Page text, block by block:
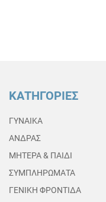
ΚΑΤΗΓΟΡΙΕΣ
ΓΥΝΑΙΚΑ
ΑΝΔΡΑΣ
ΜΗΤΕΡΑ & ΠΑΙΔΙ
ΣΥΜΠΛΗΡΩΜΑΤΑ
ΓΕΝΙΚΗ ΦΡΟΝΤΙΔΑ